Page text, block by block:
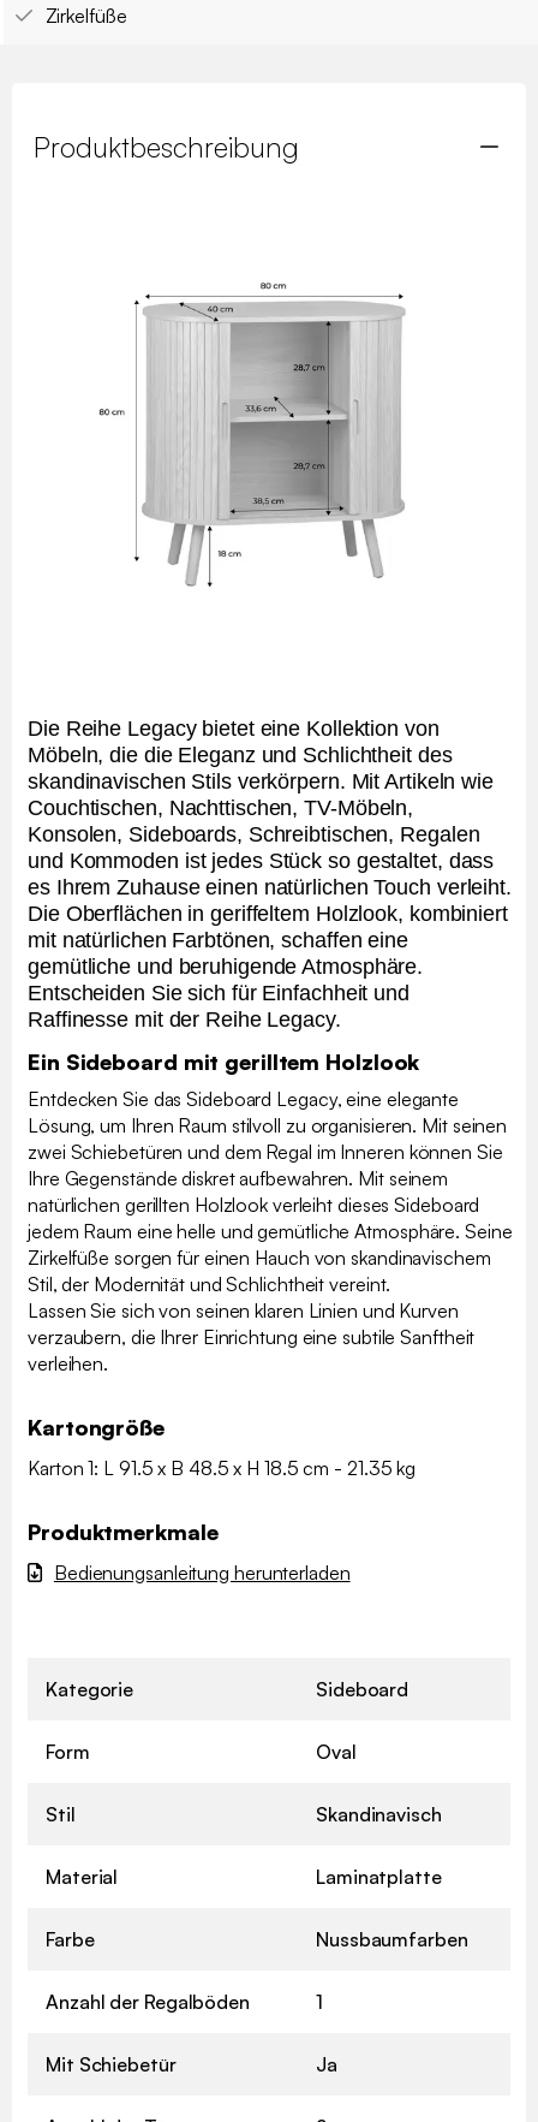
Zirkelfüße
Produktbeschreibung
Die Reihe Legacy bietet eine Kollektion von
Möbeln, die die Eleganz und Schlichtheit des
skandinavischen Stils verkörpern. Mit Artikeln wie
Couchtischen, Nachttischen, TV-Möbeln,
Konsolen, Sideboards, Schreibtischen, Regalen
und Kommoden ist jedes Stück so gestaltet, dass
es Ihrem Zuhause einen natürlichen Touch verleiht.
Die Oberflächen in geriffeltem Holzlook, kombiniert
mit natürlichen Farbtönen, schaffen eine
gemütliche und beruhigende Atmosphäre.
Entscheiden Sie sich für Einfachheit und
Raffinesse mit der Reihe Legacy.
Ein Sideboard mit gerilltem Holzlook
Entdecken Sie das Sideboard Legacy, eine elegante
Lösung, um Ihren Raum stilvoll zu organisieren. Mit seinen
zwei Schiebetüren und dem Regal im Inneren können Sie
Ihre Gegenstände diskret aufbewahren. Mit seinem
natürlichen gerillten Holzlook verleiht dieses Sideboard
jedem Raum eine helle und gemütliche Atmosphäre. Seine
Zirkelfüße sorgen für einen Hauch von skandinavischem
Stil, der Modernität und Schlichtheit vereint.
Lassen Sie sich von seinen klaren Linien und Kurven
verzaubern, die Ihrer Einrichtung eine subtile Sanftheit
verleihen.
Kartongröße
Karton 1: L 91.5 x B 48.5 x H 18.5 cm - 21.35 kg
Produktmerkmale
Bedienungsanleitung herunterladen
Kategorie Sideboard
Form Oval
Stil Skandinavisch
Material Laminatplatte
Farbe Nussbaumfarben
Anzahl der Regalböden 1
Mit Schiebetür Ja